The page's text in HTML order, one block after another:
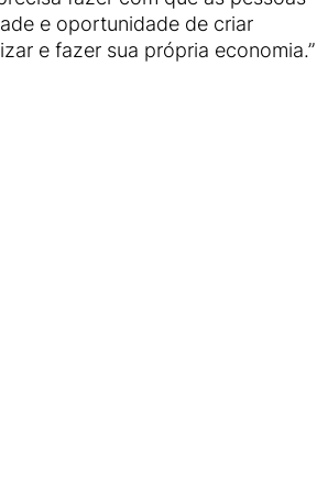
e oportunidade de criar
e fazer sua própria economia.”